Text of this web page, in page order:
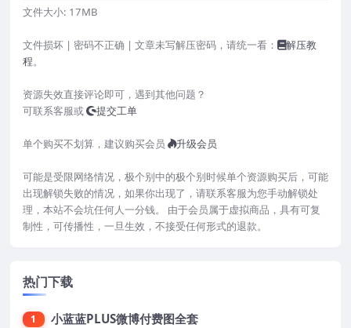
文件大小: 17MB
文件损坏 | 密码不正确 | 文章未写解压密码，请统一看：
解压教
程。
资源失效直接评论即可，遇到其他问题？
可联系客服或
提交工单
单个购买不划算，建议购买会员 升级会员
可能是受限网络情况，极个别中的极个别时候单个资源购买后，可能
出现解锁失败的情况，如果你出现了，请联系客服为您手动解锁处
理，本站不会坑任何人一分钱。 由于会员属于虚拟商品，具有可复
制性，可传播性，一旦生效，不接受任何形式的退款。
热门下载
1 小蓝蓝PLUS微博付费图全套